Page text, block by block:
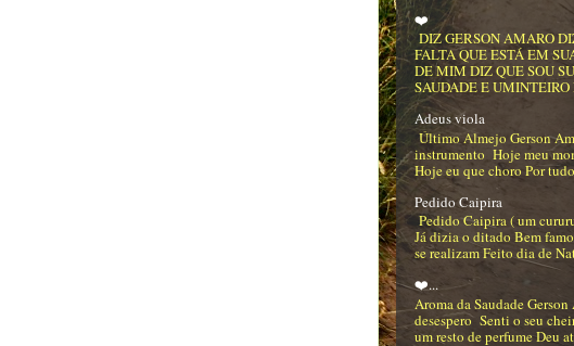
❤️
DIZ GERSON AMARO
FALTA QUE ESTÁ EM
DE MIM DIZ QUE SOU
SAUDADE E UMINTEIRO
Adeus viola
Último Almejo Gerson
instrumento Hoje meu
Hoje eu que choro Por
Pedido Caipira
Pedido Caipira ( um
Já dizia o ditado Bem
se realizam Feito dia de
❤️...
Aroma da Saudade
desespero Senti o seu
um resto de perfume Deu